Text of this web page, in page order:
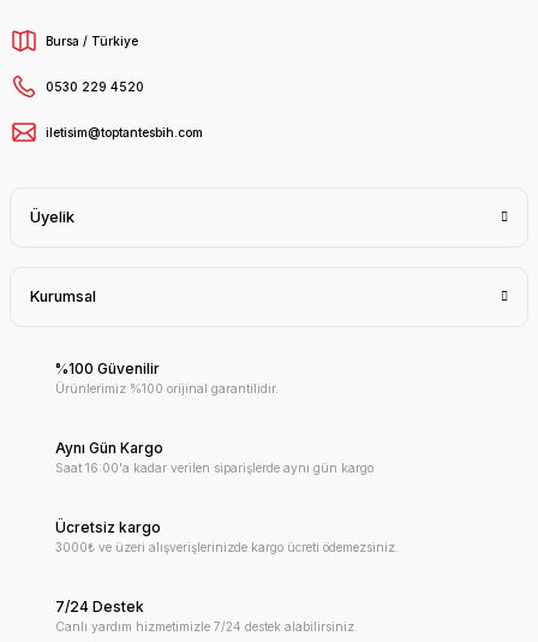
Bursa / Türkiye
0530 229 4520
iletisim@toptantesbih.com
Üyelik
Kurumsal
%100 Güvenilir
Ürünlerimiz %100 orijinal garantilidir.
Aynı Gün Kargo
Saat 16:00'a kadar verilen siparişlerde aynı gün kargo
Ücretsiz kargo
3000₺ ve üzeri alışverişlerinizde kargo ücreti ödemezsiniz.
7/24 Destek
Canlı yardım hizmetimizle 7/24 destek alabilirsiniz.